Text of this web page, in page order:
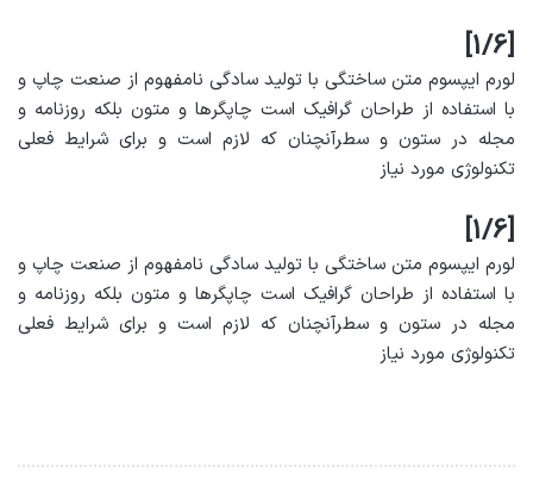
[1/6]
لورم ایپسوم متن ساختگی با تولید سادگی نامفهوم از صنعت چاپ و
با استفاده از طراحان گرافیک است چاپگرها و متون بلکه روزنامه و
مجله در ستون و سطرآنچنان که لازم است و برای شرایط فعلی
تکنولوژی مورد نیاز
[1/6]
لورم ایپسوم متن ساختگی با تولید سادگی نامفهوم از صنعت چاپ و
با استفاده از طراحان گرافیک است چاپگرها و متون بلکه روزنامه و
مجله در ستون و سطرآنچنان که لازم است و برای شرایط فعلی
تکنولوژی مورد نیاز